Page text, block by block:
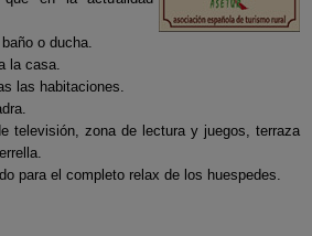
o ducha.
la casa.
las habitaciones.
televisión, zona de lectura y juegos, terraza
para el completo relax de los huespedes.